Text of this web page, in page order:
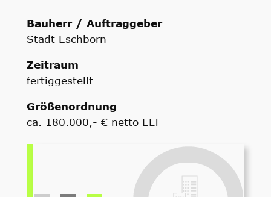
Bauherr / Auftraggeber
Stadt Eschborn
Zeitraum
fertiggestellt
Größenordnung
ca. 180.000,- € netto ELT